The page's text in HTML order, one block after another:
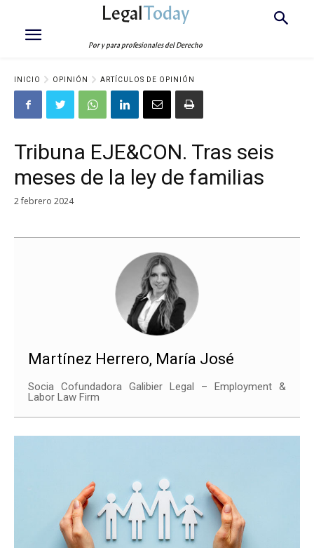
LegalToday
Por y para profesionales del Derecho
INICIO OPINIÓN ARTÍCULOS DE OPINIÓN
Tribuna EJE&CON. Tras seis
meses de la ley de familias
2 febrero 2024
Martínez Herrero, María José
Socia Cofundadora Galibier Legal – Employment &
Labor Law Firm